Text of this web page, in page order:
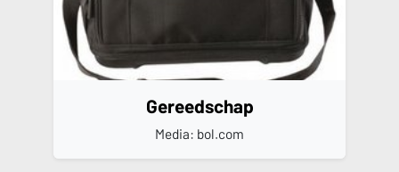
Gereedschap
Media: bol.com